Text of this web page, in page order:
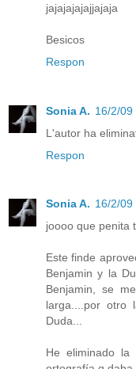
jajajajajajjajaja
Besicos
Respon
Sonia A. 16/2/09
L'autor ha
Respon
Sonia A. 16/2/09
joooo que penita
Este finde
Benjamin y la
Benjamin, se
larga....por otro
Duda...
He eliminado